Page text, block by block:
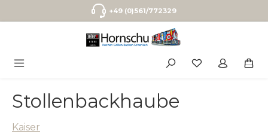
Zum Hauptinhalt springen+49 (0)561/772329
Stollenbackhaube
Kaiser